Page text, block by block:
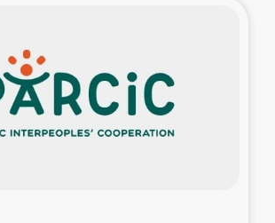
南北女性をつなぐサリー・リサイクル・プロ
ジェクト
復興支援事業